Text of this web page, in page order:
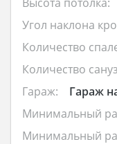
Угол наклона
Количество
Количество
Гараж:
Гараж
Минимальный
Минимальный